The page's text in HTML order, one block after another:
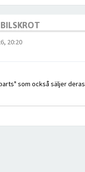
20:20
som också säljer